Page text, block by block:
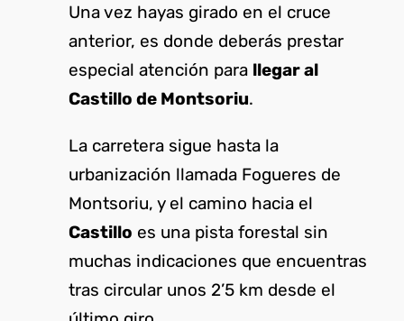
Una vez hayas girado en el cruce
anterior, es donde deberás prestar
especial atención para llegar al
Castillo de Montsoriu.
La carretera sigue hasta la
urbanización llamada Fogueres de
Montsoriu, y el camino hacia el
Castillo es una pista forestal sin
muchas indicaciones que encuentras
tras circular unos 2’5 km desde el